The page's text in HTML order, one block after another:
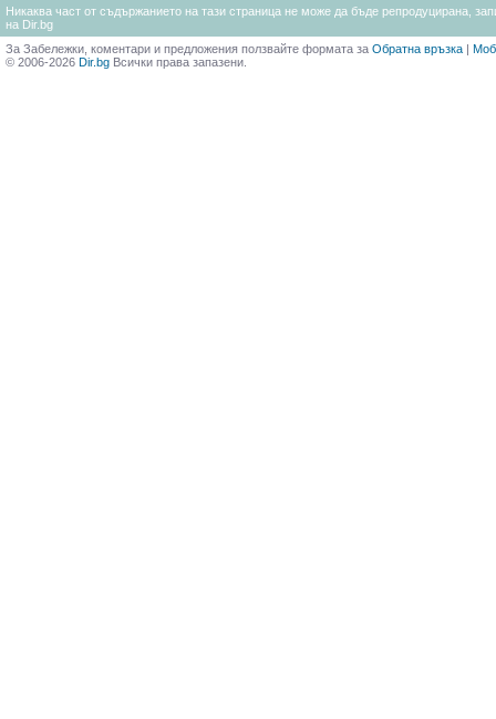
Никаква част от съдържанието на тази страница не може да бъде репродуцирана,
на Dir.bg
За Забележки, коментари и предложения ползвайте формата за Обратна връзка |
© 2006-2026 Dir.bg Всички права запазени.